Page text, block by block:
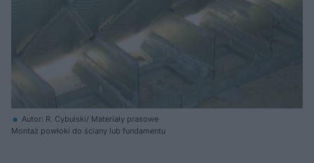
Autor: R. Cybulski/ Materiały prasowe
Montaż powłoki do ściany lub fundamentu